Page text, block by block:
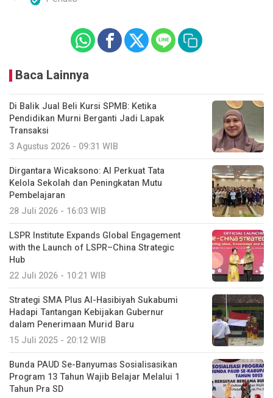
Baca Lainnya
Di Balik Jual Beli Kursi SPMB: Ketika
Pendidikan Murni Berganti Jadi Lapak
Transaksi
3 Agustus 2026 - 09:31 WIB
Dirgantara Wicaksono: AI Perkuat Tata
Kelola Sekolah dan Peningkatan Mutu
Pembelajaran
28 Juli 2026 - 16:03 WIB
LSPR Institute Expands Global Engagement
with the Launch of LSPR–China Strategic
Hub
22 Juli 2026 - 10:21 WIB
Strategi SMA Plus Al-Hasibiyah Sukabumi
Hadapi Tantangan Kebijakan Gubernur
dalam Penerimaan Murid Baru
15 Juli 2025 - 20:12 WIB
Bunda PAUD Se-Banyumas Sosialisasikan
Program 13 Tahun Wajib Belajar Melalui 1
Tahun Pra SD